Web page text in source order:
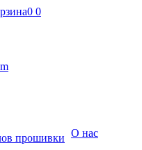
0 0
прошивки О нас